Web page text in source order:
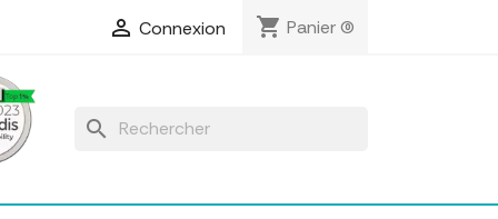
 Connexion shopping_cart Panier(0)
search